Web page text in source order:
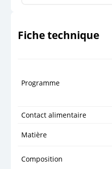
Fiche technique
Programme
Contact alimentaire
Matière
Composition